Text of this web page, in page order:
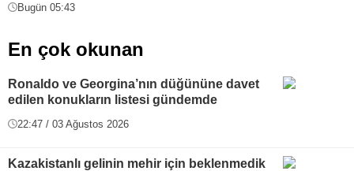
Bugün 05:43
En çok okunan
Ronaldo ve Georgina’nın düğününe davet
edilen konukların listesi gündemde
22:47 / 03 Ağustos 2026
Kazakistanlı gelinin mehir için beklenmedik